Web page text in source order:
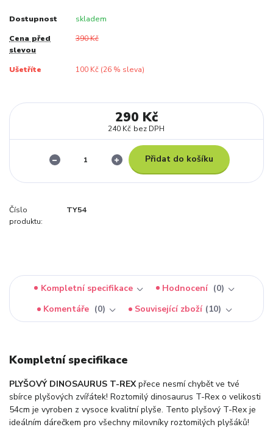
Dostupnost skladem
Cena před
slevou
390 Kč
Ušetříte 100 Kč (26% sleva)
290 Kč
240 Kč bez DPH
Přidat do košíku
Číslo
produktu:
TY54
Kompletní specifikace Hodnocení
0
Komentáře
0 Související zboží 10
Kompletní specifikace
PLYŠOVÝ DINOSAURUS T-REXpřece nesmí chybět ve tvé
sbírce plyšových zvířátek! Roztomilý dinosaurus T-Rex o velikosti
54cm je vyroben z vysoce kvalitní plyše. Tento plyšový T-Rex je
ideálním dárečkem pro všechny milovníky roztomilých plyšáků!